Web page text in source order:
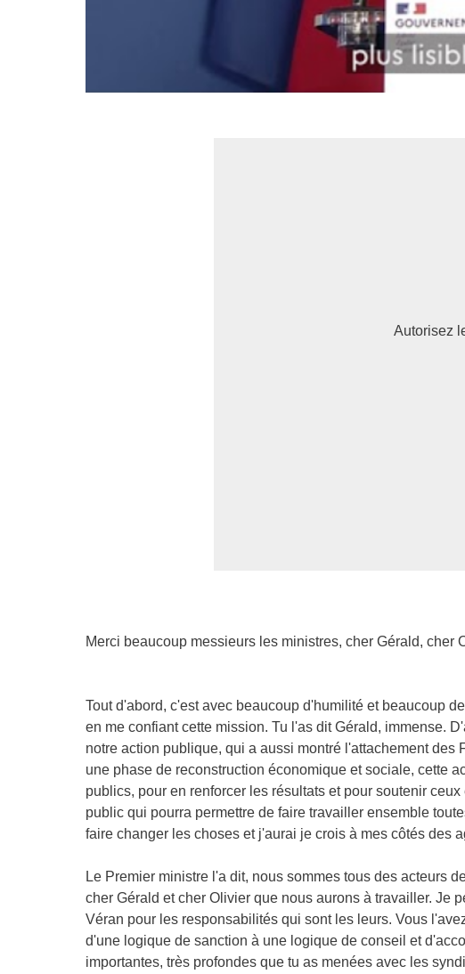
Autorisez
Merci beaucoup messieurs les ministres, cher Gérald, cher
Tout d'abord, c'est avec beaucoup d'humilité et beaucoup
en me confiant cette mission. Tu l'as dit Gérald, immense.
notre action publique, qui a aussi montré l'attachement
une phase de reconstruction économique et sociale, cette
publics, pour en renforcer les résultats et pour soutenir
public qui pourra permettre de faire travailler ensemble
faire changer les choses et j'aurai je crois à mes côtés des
Le Premier ministre l'a dit, nous sommes tous des acteurs
cher Gérald et cher Olivier que nous aurons à travailler. Je
Véran pour les responsabilités qui sont les leurs. Vous
d'une logique de sanction à une logique de conseil et
importantes, très profondes que tu as menées avec les